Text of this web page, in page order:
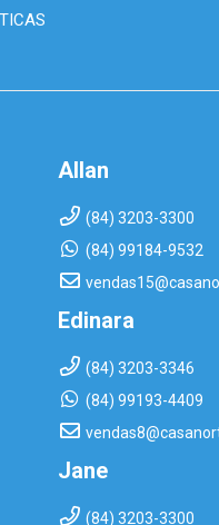
Allan
(84) 3203-3300
(84) 99184-9532
Edinara
(84) 3203-3346
(84) 99193-4409
Jane
(84) 3203-3300